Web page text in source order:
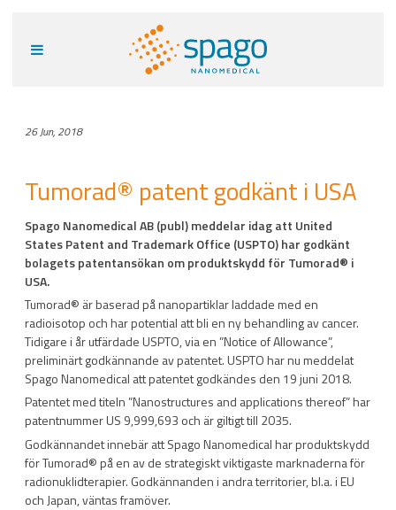
26 Jun, 2018
Tumorad® patent godkänt i USA
Spago Nanomedical AB (publ) meddelar idag att United
States Patent and Trademark Office (USPTO) har godkänt
bolagets patentansökan om produktskydd för Tumorad® i
USA.
Tumorad® är baserad på nanopartiklar laddade med en
radioisotop och har potential att bli en ny behandling av cancer.
Tidigare i år utfärdade USPTO, via en ”Notice of Allowance”,
preliminärt godkännande av patentet. USPTO har nu meddelat
Spago Nanomedical att patentet godkändes den 19 juni 2018.
Patentet med titeln ”Nanostructures and applications thereof” har
patentnummer US 9,999,693 och är giltigt till 2035.
Godkännandet innebär att Spago Nanomedical har produktskydd
för Tumorad®på en av de strategiskt viktigaste marknaderna för
radionuklidterapier. Godkännanden i andra territorier, bl.a. i EU
och Japan, väntas framöver.